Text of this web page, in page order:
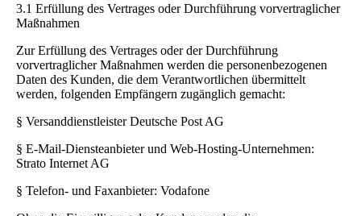
3.1 Erfüllung des Vertrages oder Durchführung vorvertraglicher
Maßnahmen
Zur Erfüllung des Vertrages oder der Durchführung
vorvertraglicher Maßnahmen werden die personenbezogenen
Daten des Kunden, die dem Verantwortlichen übermittelt
werden, folgenden Empfängern zugänglich gemacht:
§ Versanddienstleister Deutsche Post AG
§ E-Mail-Diensteanbieter und Web-Hosting-Unternehmen:
Strato Internet AG
§ Telefon- und Faxanbieter: Vodafone